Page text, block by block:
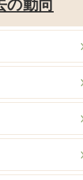
の動向